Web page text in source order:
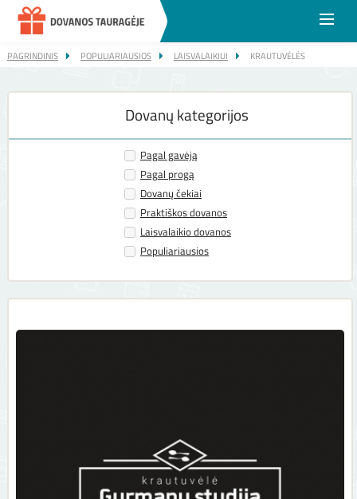
PAGRINDINIS POPULIARIAUSIOS LAISVALAIKIUI
KRAUTUVĖLĖS
Dovanų kategorijos
Pagal gavėją
Pagal progą
Dovanų čekiai
Praktiškos dovanos
Laisvalaikio dovanos
Populiariausios